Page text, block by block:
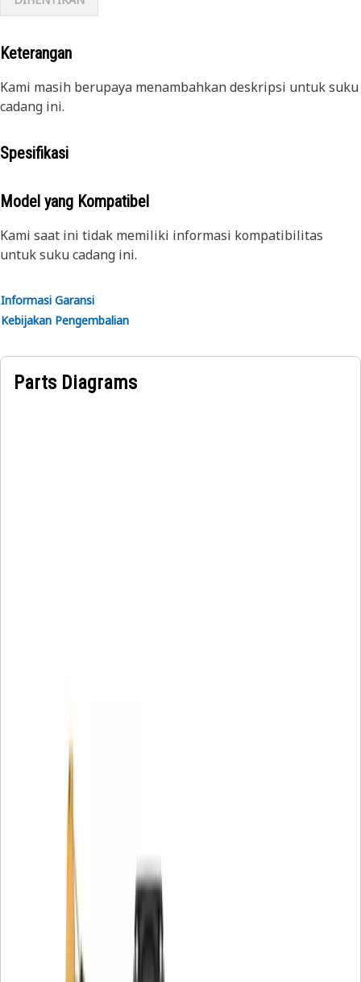
Keterangan
Kami masih berupaya menambahkan deskripsi untuk suku
cadang ini.
Spesifikasi
Model yang Kompatibel
Kami saat ini tidak memiliki informasi kompatibilitas
untuk suku cadang ini.
Informasi Garansi
Kebijakan Pengembalian
Parts Diagrams